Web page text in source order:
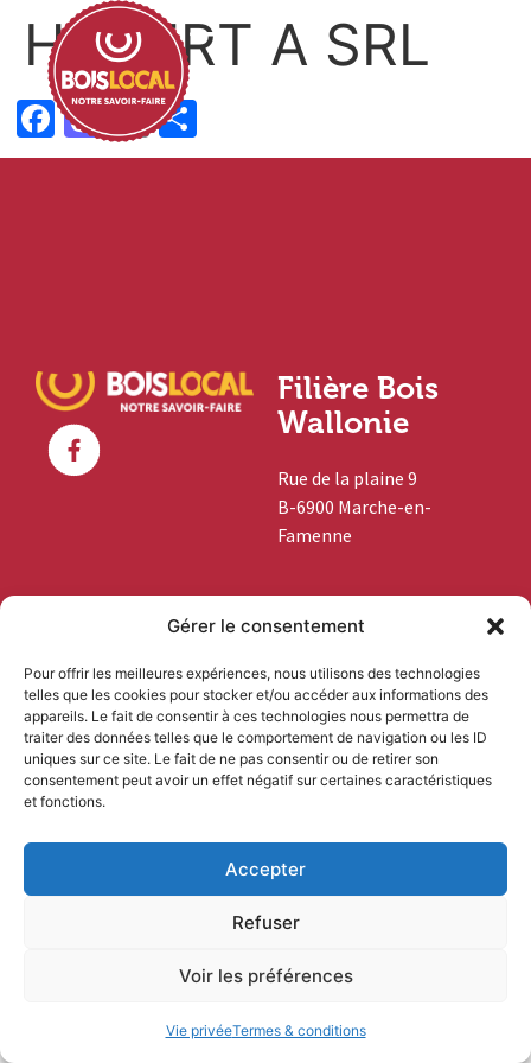
Gérer le consentement
Pour offrir les meilleures expériences, nous utilisons des technologies
telles que les cookies pour stocker et/ou accéder aux informations des
appareils. Le fait de consentir à ces technologies nous permettra de
traiter des données telles que le comportement de navigation ou les ID
uniques sur ce site. Le fait de ne pas consentir ou de retirer son
consentement peut avoir un effet négatif sur certaines caractéristiques
et fonctions.
Accepter
Refuser
Voir les préférences
Vie privéeTermes & conditions
HUBERT A SRL
Facebook
Mastodon
Email
Filière Bois
Wallonie
Rue de la plaine 9
B-6900 Marche-en-
Famenne
info@boislocal.be
Vous êtes
professionnel ?
visible.be